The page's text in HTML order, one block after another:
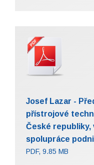
Josef Lazar -
přístrojové
České republiky,
spolupráce
PDF, 9.85 MB